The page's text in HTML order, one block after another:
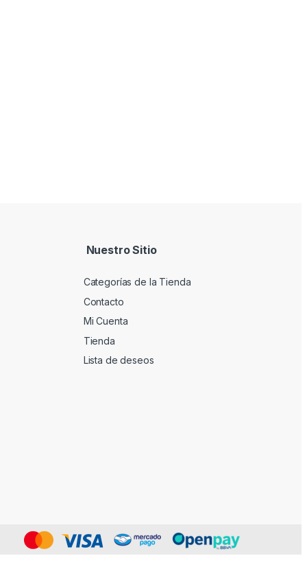
Nuestro Sitio
Categorías de la Tienda
Contacto
Mi Cuenta
Tienda
Lista de deseos